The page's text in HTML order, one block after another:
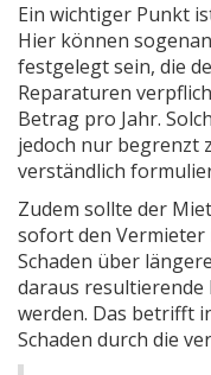
Ein wichtiger Punkt
Hier können
festgelegt sein, die
Reparaturen
Betrag pro Jahr.
jedoch nur begrenzt
verständlich
Zudem sollte der
sofort den
Schaden über
daraus
werden. Das betrifft
Schaden durch die